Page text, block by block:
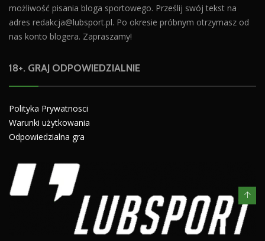
możliwość pisania bloga sportowego. Prześlij swój tekst na
adres redakcja@lubsport.pl. Po okresie próbnym otrzymasz od
nas konto blogera. Zapraszamy!
18+. GRAJ ODPOWIEDZIALNIE
Polityka Prywatnosci
Warunki użytkowania
Odpowiedzialna gra